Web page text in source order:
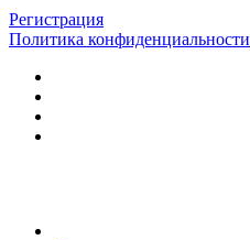
Регистрация
Политика конфиденциальности